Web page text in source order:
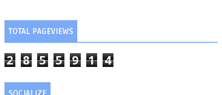
TOTAL PAGEVIEWS
2 8 5 5 9 1 4